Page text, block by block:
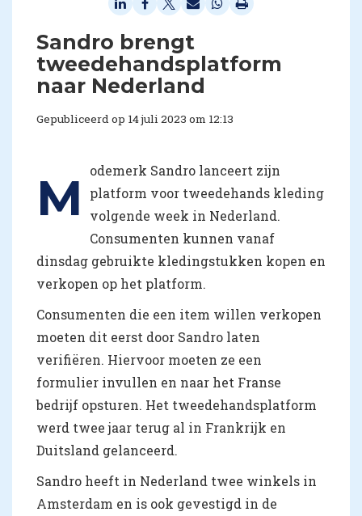
Sandro brengt
tweedehandsplatform
naar Nederland
Gepubliceerd op 14 juli 2023 om 12:13
M
odemerk Sandro lanceert zijn
platform voor tweedehands kleding
volgende week in Nederland.
Consumenten kunnen vanaf
dinsdag gebruikte kledingstukken kopen en
verkopen op het platform.
Consumenten die een item willen verkopen
moeten dit eerst door Sandro laten
verifiëren. Hiervoor moeten ze een
formulier invullen en naar het Franse
bedrijf opsturen. Het tweedehandsplatform
werd twee jaar terug al in Frankrijk en
Duitsland gelanceerd.
Sandro heeft in Nederland twee winkels in
Amsterdam en is ook gevestigd in de